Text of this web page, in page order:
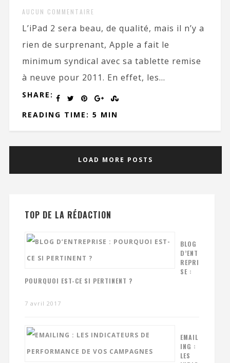
AUCUN COMMENTAIRE
L’iPad 2 sera beau, de qualité, mais il n’y a
rien de surprenant, Apple a fait le
minimum syndical avec sa tablette remise
à neuve pour 2011. En effet, les...
SHARE:
READING TIME: 5 MIN
LOAD MORE POSTS
TOP DE LA RÉDACTION
BLOG
D’ENT
REPRI
SE :
POURQUOI EST-CE SI PERTINENT ?
7 avril 2017
EMAIL
ING :
LES